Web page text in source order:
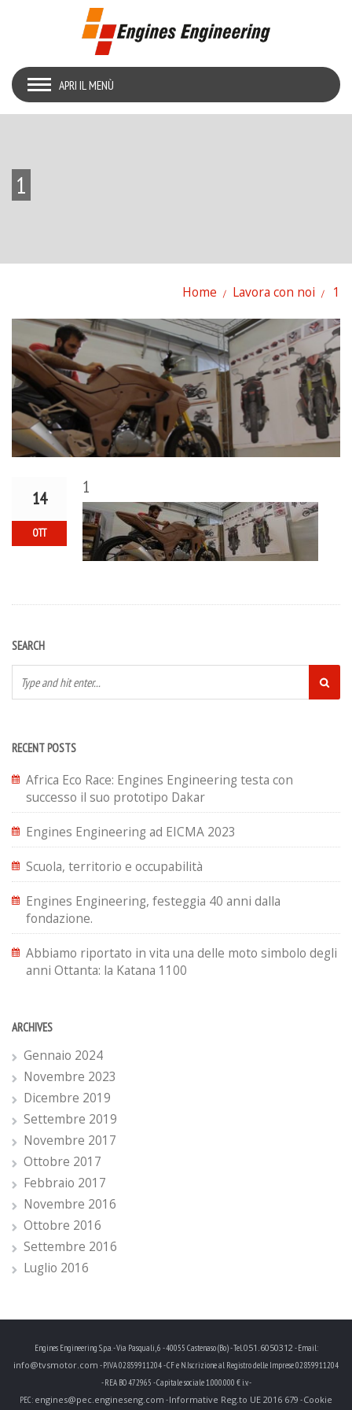
APRI IL MENÙ
1
Home Lavora con noi 1
14
OTT
1
SEARCH
RECENT POSTS
Africa Eco Race: Engines Engineering testa con
successo il suo prototipo Dakar
Engines Engineering ad EICMA 2023
Scuola, territorio e occupabilità
Engines Engineering, festeggia 40 anni dalla
fondazione.
Abbiamo riportato in vita una delle moto simbolo degli
anni Ottanta: la Katana 1100
ARCHIVES
Gennaio 2024
Novembre 2023
Dicembre 2019
Settembre 2019
Novembre 2017
Ottobre 2017
Febbraio 2017
Novembre 2016
Ottobre 2016
Settembre 2016
Luglio 2016
Engines Engineering S.p.a. - Via Pasquali, 6 - 40055 Castenaso (Bo) - Tel. 051.6050312 - Email:
info@tvsmotor.com - P.IVA 02859911204 - CF e N.Iscrizione al Registro delle Imprese 02859911204
- REA BO 472965 - Capitale sociale 1.000.000 € i.v. -
PEC: engines@pec.engineseng.com -Informative Reg.to UE 2016 679 -Cookie